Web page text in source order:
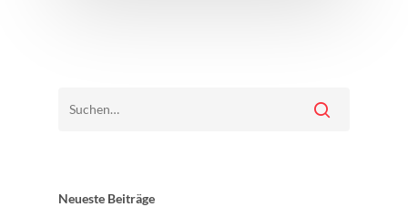
Neueste Beiträge